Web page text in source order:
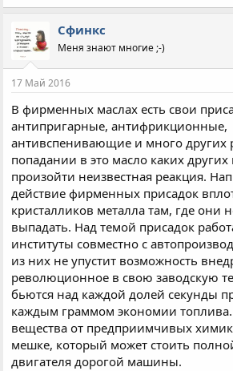
Сфинкс
Меня знают многие ;-)
17 Май 2016
В фирменных маслах есть свои
антипригарные, антифрикционные,
антивспенивающие и много других
попадании в это масло каких
произойти неизвестная реакция.
действие фирменных присадок
кристалликов металла там, где они
выпадать. Над темой присадок
институты совместно с
из них не упустит возможность
революционное в свою заводскую
бьются над каждой долей секунды
каждым граммом экономии
вещества от предприимчивых
мешке, который может стоить
двигателя дорогой машины.